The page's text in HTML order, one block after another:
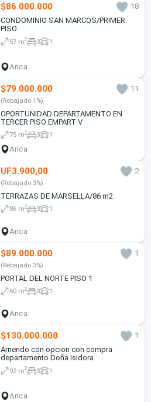
$86.000.000
18
CONDOMINIO SAN MARCOS/PRIMER
PISO
57 m2 3 1
Arica
$79.000.000 11
(Rebajado 1%)
OPORTUNIDAD DEPARTAMENTO EN
TERCER PISO EMPART V
75 m2 3 1
Arica
UF3.900,00 2
(Rebajado 3%)
TERRAZAS DE MARSELLA/86 m2
86 m2 3 1
Arica
$89.000.000 1
(Rebajado 3%)
PORTAL DEL NORTE PISO 1
60 m2 3 1
Arica
$130.000.000
1
Arriendo con opcion con compra
departamento Doña Isidora
92 m2 3 1
Arica